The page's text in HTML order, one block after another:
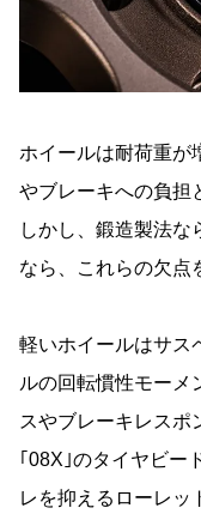
ホイールは耐荷重が
やブレーキへの負担
しかし、鍛造製法な
なら、これらの欠点
軽いホイールはサス
ルの回転慣性モーメ
スやブレーキレスポ
｢08X｣のタイヤビー
レを抑えるローレッ